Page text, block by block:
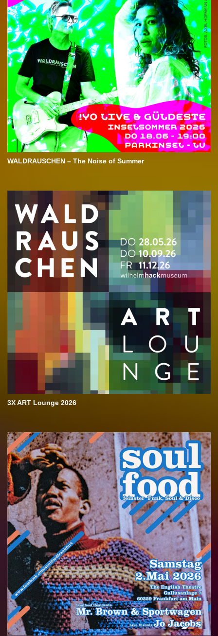
WALDRAUSCHEN – The Noise of Summer
3X ART Lounge 2026